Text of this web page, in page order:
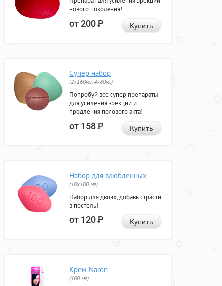
нового поколения!
от 200Р Купить
Супер набор
(2х160мг, 4х80мг)
Попробуй все супер препараты
для усиления эрекции и
продления полового акта!
от 158Р Купить
Набор для влюбленных
(10х100 мг)
Набор для двоих, добавь страсти
в постель!
от 120Р Купить
Крем Naron
(100 мг)